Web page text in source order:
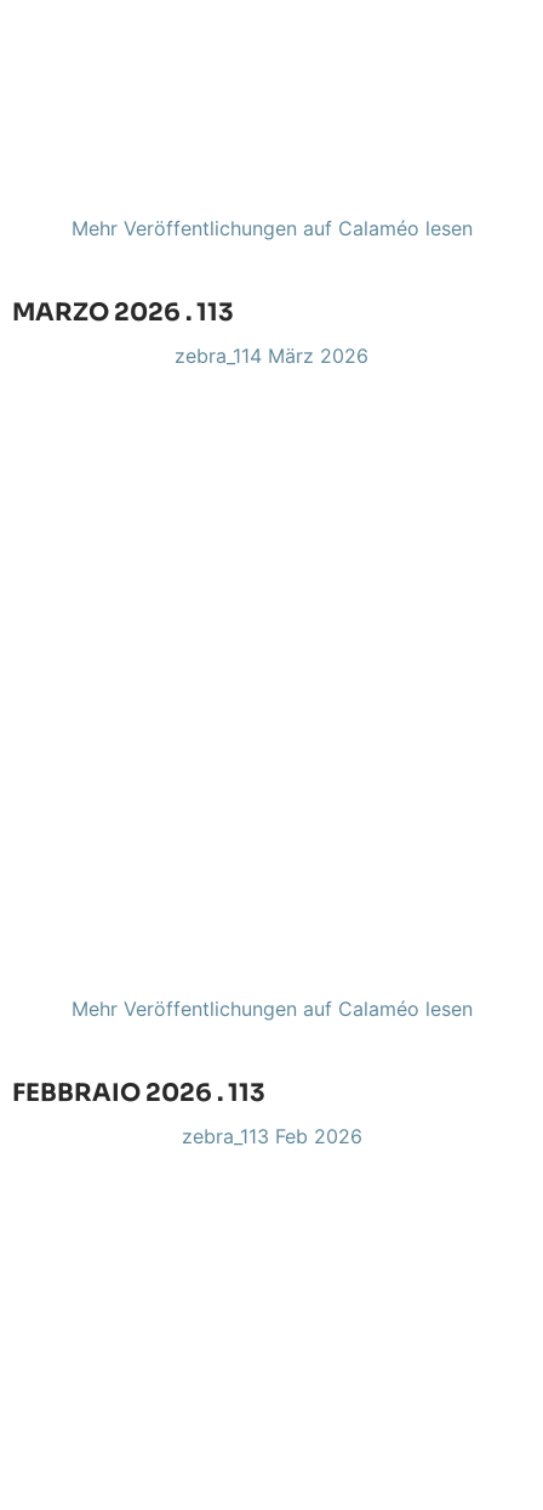
Mehr Veröffentlichungen auf Calaméo lesen
MARZO 2026 . 113
zebra_114 März 2026
Mehr Veröffentlichungen auf Calaméo lesen
FEBBRAIO 2026 . 113
zebra_113 Feb 2026